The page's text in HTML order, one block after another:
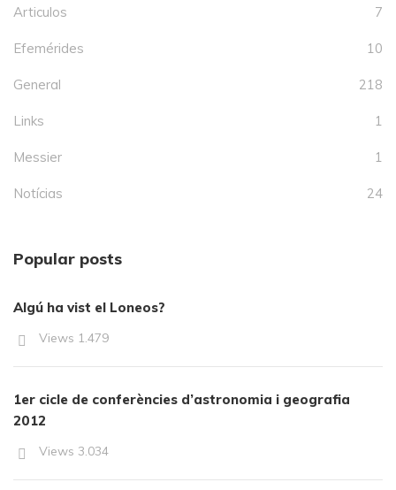
Articulos 7
Efemérides 10
General 218
Links 1
Messier 1
Notícias 24
Popular posts
Algú ha vist el Loneos?
Views 1.479
1er cicle de conferències d’astronomia i geografia
2012
Views 3.034